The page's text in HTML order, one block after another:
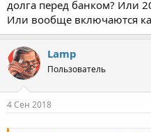
долга перед банком? Или
Или вообще включаются
Lamp
Пользователь
4 Сен 2018